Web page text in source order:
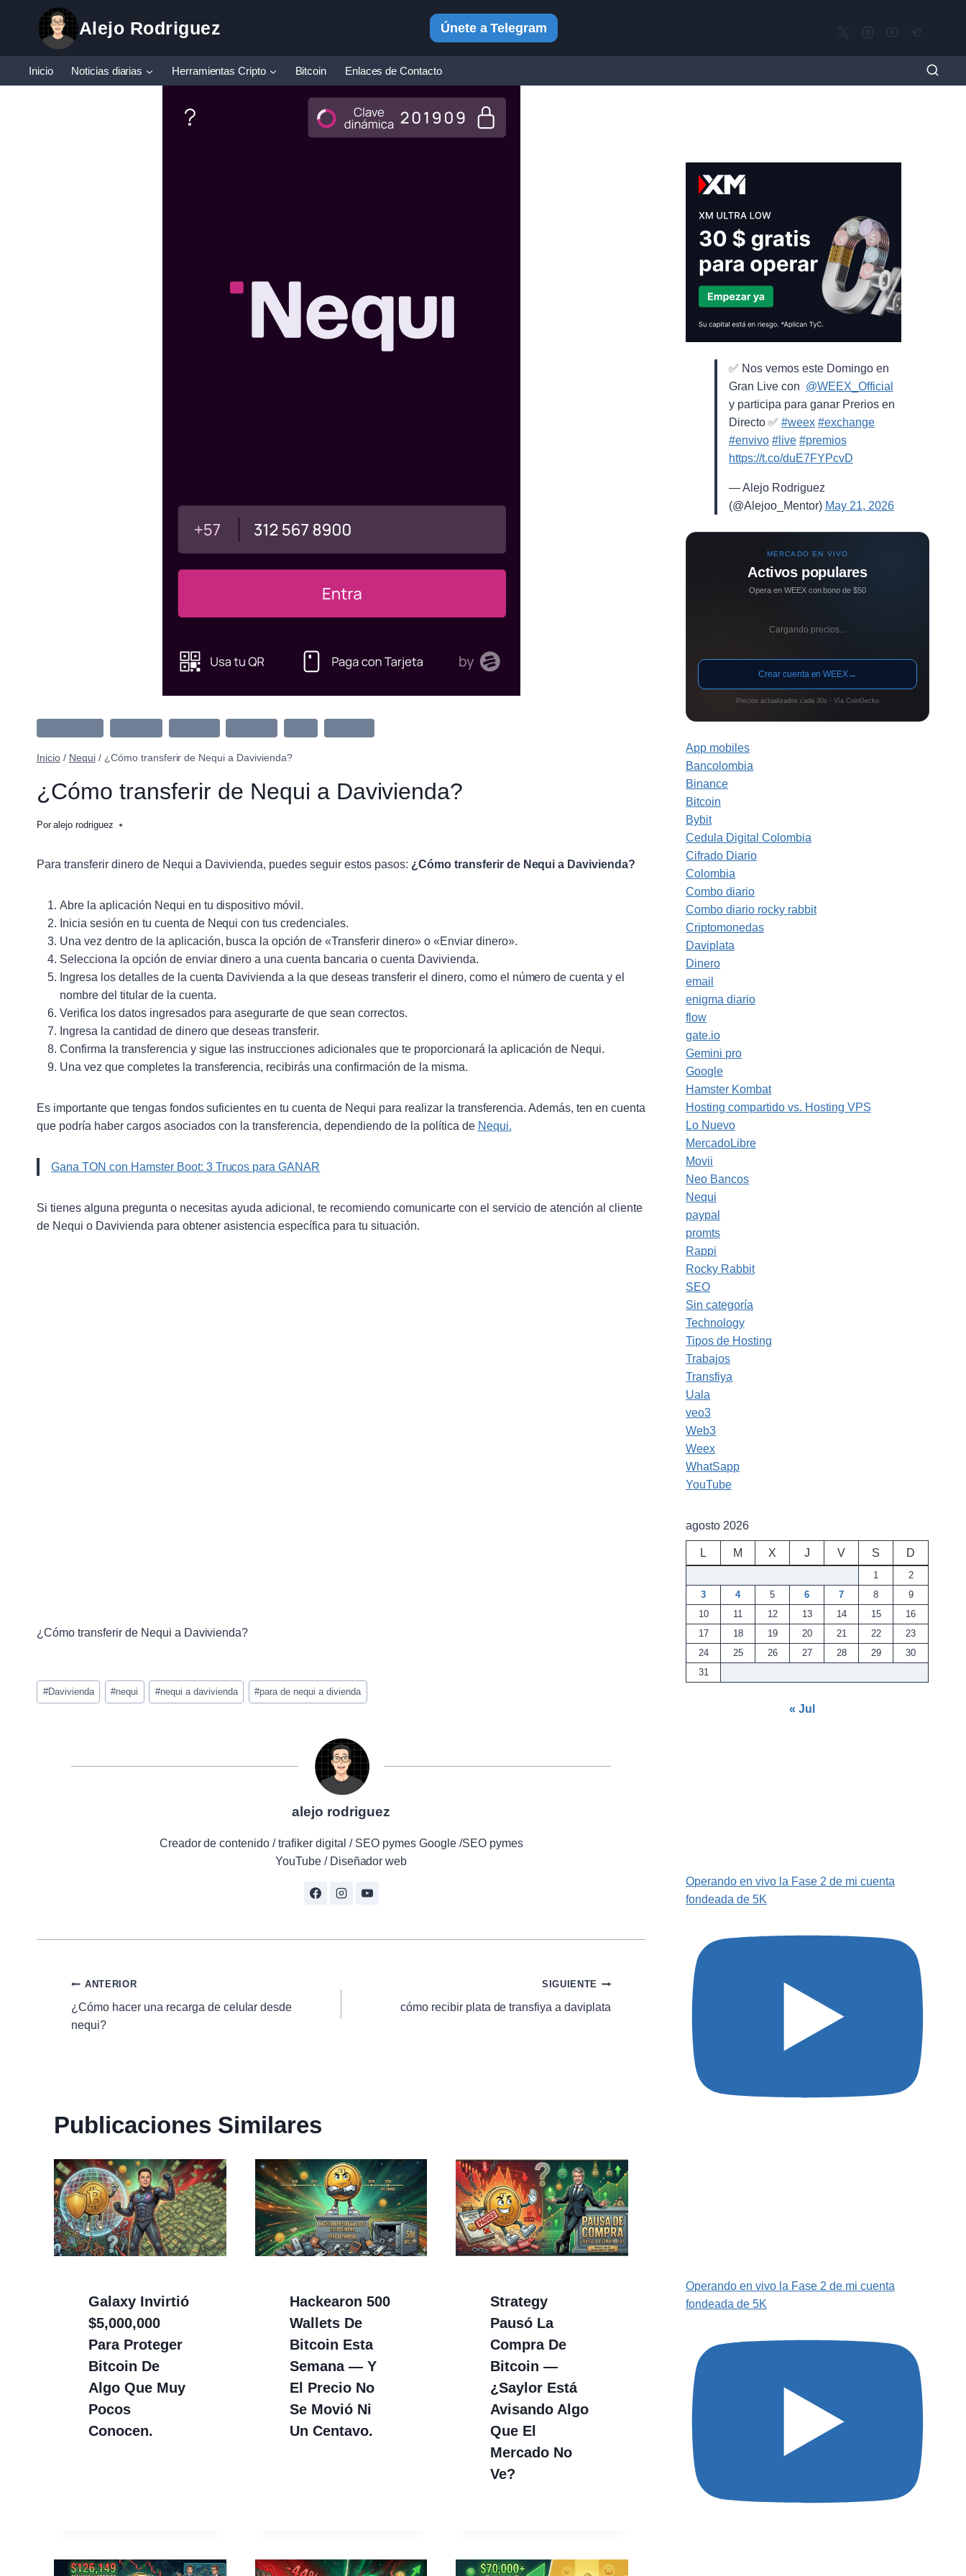
contenido
Alejo Rodriguez Únete a Telegram
Inicio Noticias diarias Herramientas Cripto Bitcoin Enlaces de Contacto
Inicio / Nequi / ¿Cómo transferir de Nequi a Davivienda?
¿Cómo transferir de Nequi a Davivienda?
Por alejo rodriguez
Para transferir dinero de Nequi a Davivienda, puedes seguir estos pasos: ¿Cómo transferir de Nequi a Davivienda?
Abre la aplicación Nequi en tu dispositivo móvil.
Inicia sesión en tu cuenta de Nequi con tus credenciales.
Una vez dentro de la aplicación, busca la opción de «Transferir dinero» o «Enviar dinero».
Selecciona la opción de enviar dinero a una cuenta bancaria o cuenta Davivienda.
Ingresa los detalles de la cuenta Davivienda a la que deseas transferir el dinero, como el número de cuenta y el
nombre del titular de la cuenta.
Verifica los datos ingresados para asegurarte de que sean correctos.
Ingresa la cantidad de dinero que deseas transferir.
Confirma la transferencia y sigue las instrucciones adicionales que te proporcionará la aplicación de Nequi.
Una vez que completes la transferencia, recibirás una confirmación de la misma.
Es importante que tengas fondos suficientes en tu cuenta de Nequi para realizar la transferencia. Además, ten en cuenta
que podría haber cargos asociados con la transferencia, dependiendo de la política de Nequi.
Gana TON con Hamster Boot: 3 Trucos para GANAR
Si tienes alguna pregunta o necesitas ayuda adicional, te recomiendo comunicarte con el servicio de atención al cliente
de Nequi o Davivienda para obtener asistencia específica para tu situación.
¿Cómo transferir de Nequi a Davivienda?
Etiquetas
de
#Davivienda #nequi #nequi a davivienda #para de nequi a divienda
alejo rodriguez
Creador de contenido / trafiker digital / SEO pymes Google /SEO pymes
YouTube / Diseñador web
Navegación
de
ANTERIOR
¿Cómo hacer una recarga de celular desde
nequi?
SIGUIENTE
cómo recibir plata de transfiya a daviplata
Publicaciones Similares
Galaxy Invirtió
$5,000,000
Para Proteger
Bitcoin De
Algo Que Muy
Pocos
Conocen.
Hackearon 500
Wallets De
Bitcoin Esta
Semana — Y
El Precio No
Se Movió Ni
Un Centavo.
Strategy
Pausó La
Compra De
Bitcoin —
¿Saylor Está
Avisando Algo
Que El
Mercado No
Ve?
✅ Nos vemos este Domingo en
Gran Live con ⁨ @WEEX_Official
y participa para ganar Prerios en
Directo ✅ #weex #exchange
#envivo #live #premios
https://t.co/duE7FYPcvD
— Alejo Rodriguez
(@Alejoo_Mentor) May 21, 2026
MERCADO EN VIVO
Activos populares
Opera en WEEX con bono de $50
Cargando precios...
Crear cuenta en WEEX→
Precios actualizados cada 30s · Vía CoinGecko
App mobiles
Bancolombia
Binance
Bitcoin
Bybit
Cedula Digital Colombia
Cifrado Diario
Colombia
Combo diario
Combo diario rocky rabbit
Criptomonedas
Daviplata
Dinero
email
enigma diario
flow
gate.io
Gemini pro
Google
Hamster Kombat
Hosting compartido vs. Hosting VPS
Lo Nuevo
MercadoLibre
Movii
Neo Bancos
Nequi
paypal
promts
Rappi
Rocky Rabbit
SEO
Sin categoría
Technology
Tipos de Hosting
Trabajos
Transfiya
Uala
veo3
Web3
Weex
WhatSapp
YouTube
agosto 2026
L M X J V S D
1
2
3
4 5 6 7 8
9
10
11 12 13 14 15
16
17
18 19 20 21 22
23
24
25 26 27 28 29
30
31
« Jul
Operando en vivo la Fase 2 de mi cuenta
fondeada de 5K
Operando en vivo la Fase 2 de mi cuenta
fondeada de 5K